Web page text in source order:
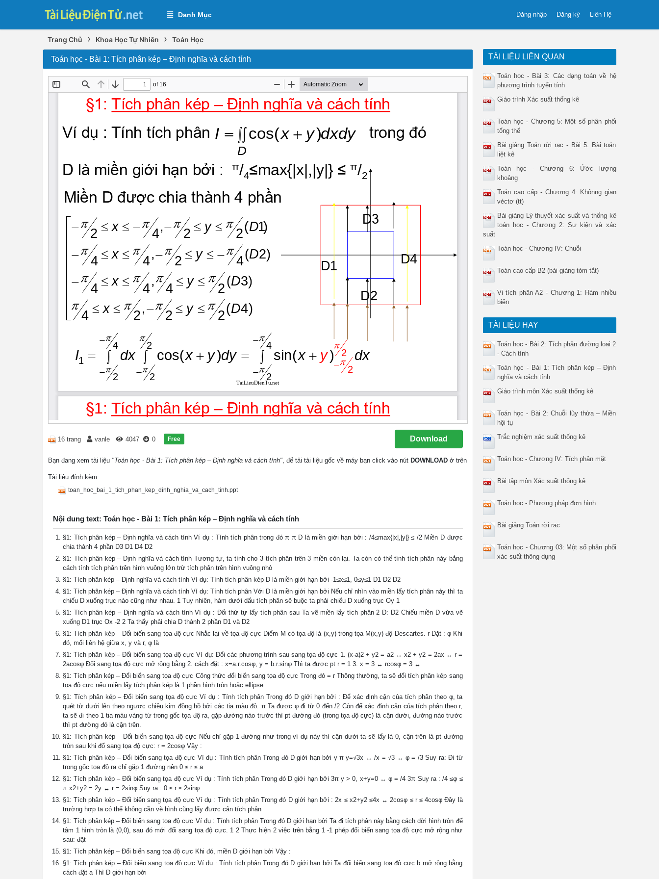
Danh Mục Liên Hệ
Đăng ký
Đăng nhập
Trang Chủ › Khoa Học Tự Nhiên › Toán Học
Toán học - Bài 1: Tích phân kép – Định nghĩa và cách tính
16 trang vanle 4047 0 Free Download
Bạn đang xem tài liệu "Toán học - Bài 1: Tích phân kép – Định nghĩa và cách tính", để tải tài liệu gốc về máy bạn click vào nút DOWNLOAD ở trên
Tài liệu đính kèm:
toan_hoc_bai_1_tich_phan_kep_dinh_nghia_va_cach_tinh.ppt
Nội dung text: Toán học - Bài 1: Tích phân kép – Định nghĩa và cách tính
§1: Tích phân kép – Định nghĩa và cách tính Ví dụ : Tính tích phân trong đó π π D là miền giới hạn bởi : /4≤max{|x|,|y|} ≤ /2 Miền D được
chia thành 4 phần D3 D1 D4 D2
§1: Tích phân kép – Định nghĩa và cách tính Tương tự, ta tính cho 3 tích phân trên 3 miền còn lại. Ta còn có thể tính tích phân này bằng
cách tính tích phân trên hình vuông lớn trừ tích phân trên hình vuông nhỏ
§1: Tích phân kép – Định nghĩa và cách tính Ví dụ: Tính tích phân kép D là miền giới hạn bởi -1≤x≤1, 0≤y≤1 D1 D2 D2
§1: Tích phân kép – Định nghĩa và cách tính Ví dụ: Tính tích phân Với D là miền giới hạn bởi Nếu chỉ nhìn vào miền lấy tích phân này thì ta
chiếu D xuống trục nào cũng như nhau. 1 Tuy nhiên, hàm dưới dấu tích phân sẽ buộc ta phải chiếu D xuống trục Oy 1
§1: Tích phân kép – Định nghĩa và cách tính Ví dụ : Đổi thứ tự lấy tích phân sau Ta vẽ miền lấy tích phân 2 D: D2 Chiếu miền D vừa vẽ
xuống D1 trục Ox -2 2 Ta thấy phải chia D thành 2 phần D1 và D2
§1: Tích phân kép – Đổi biến sang tọa độ cực Nhắc lại về tọa độ cực Điểm M có tọa độ là (x,y) trong tọa M(x,y) độ Descartes. r Đặt : φ Khi
đó, mối liên hệ giữa x, y và r, φ là
§1: Tích phân kép – Đổi biến sang tọa độ cực Ví dụ: Đổi các phương trình sau sang tọa độ cực 1. (x-a)2 + y2 = a2 ↔ x2 + y2 = 2ax ↔ r =
2acosφ Đổi sang tọa độ cực mở rộng bằng 2. cách đặt : x=a.r.cosφ, y = b.r.sinφ Thì ta được pt r = 1 3. x = 3 ↔ rcosφ = 3 ↔
§1: Tích phân kép – Đổi biến sang tọa độ cực Công thức đổi biến sang tọa độ cực Trong đó = r Thông thường, ta sẽ đổi tích phân kép sang
tọa độ cực nếu miền lấy tích phân kép là 1 phần hình tròn hoặc ellipse
§1: Tích phân kép – Đổi biến sang tọa độ cực Ví dụ : Tính tích phân Trong đó D giới hạn bởi : Để xác định cận của tích phân theo φ, ta
quét từ dưới lên theo ngược chiều kim đồng hồ bởi các tia màu đỏ. π Ta được φ đi từ 0 đến /2 Còn để xác định cận của tích phân theo r,
ta sẽ đi theo 1 tia màu vàng từ trong gốc tọa độ ra, gặp đường nào trước thì pt đường đó (trong tọa độ cực) là cận dưới, đường nào trước
thì pt đường đó là cận trên.
§1: Tích phân kép – Đổi biến sang tọa độ cực Nếu chỉ gặp 1 đường như trong ví dụ này thì cận dưới ta sẽ lấy là 0, cận trên là pt đường
tròn sau khi đổ sang tọa độ cực: r = 2cosφ Vậy :
§1: Tích phân kép – Đổi biến sang tọa độ cực Ví dụ : Tính tích phân Trong đó D giới hạn bởi y π y=√3x ↔ /x = √3 ↔ φ = /3 Suy ra: Đi từ
trong gốc tọa độ ra chỉ gặp 1 đường nên 0 ≤ r ≤ a
§1: Tích phân kép – Đổi biến sang tọa độ cực Ví dụ : Tính tích phân Trong đó D giới hạn bởi 3π y > 0, x+y=0 ↔ φ = /4 3π Suy ra : /4 ≤φ ≤
π x2+y2 = 2y ↔ r = 2sinφ Suy ra : 0 ≤ r ≤ 2sinφ
§1: Tích phân kép – Đổi biến sang tọa độ cực Ví dụ : Tính tích phân Trong đó D giới hạn bởi : 2x ≤ x2+y2 ≤4x ↔ 2cosφ ≤ r ≤ 4cosφ Đây là
trường hợp ta có thể không cần vẽ hình cũng lấy được cận tích phân
§1: Tích phân kép – Đổi biến sang tọa độ cực Ví dụ : Tính tích phân Trong đó D giới hạn bởi Ta đi tích phân này bằng cách dời hình tròn để
tâm 1 hình tròn là (0,0), sau đó mới đổi sang tọa độ cực. 1 2 Thực hiện 2 việc trên bằng 1 -1 phép đổi biến sang tọa độ cực mở rộng như
sau: đặt
§1: Tích phân kép – Đổi biến sang tọa độ cực Khi đó, miền D giới hạn bởi Vậy :
§1: Tích phân kép – Đổi biến sang tọa độ cực Ví dụ : Tính tích phân Trong đó D giới hạn bởi Ta đổi biến sang tọa độ cực b mở rộng bằng
cách đặt a Thì D giới hạn bởi
TÀI LIỆU LIÊN QUAN
Toán học - Bài 3: Các dạng toán về hệ
phương trình tuyến tính
Giáo trình Xác suất thống kê
Toán học - Chương 5: Một số phân phối
tổng thể
Bài giảng Toán rời rạc - Bài 5: Bài toán
liệt kê
Toán học - Chương 6: Ứớc lượng
khoảng
Toán cao cấp - Chương 4: Khônng gian
véctơ (tt)
Bài giảng Lý thuyết xác suất và thống kê
toán học - Chương 2: Sự kiện và xác
suất
Toán học - Chương IV: Chuỗi
Toán cao cấp B2 (bài giảng tóm tắt)
Vi tích phân A2 - Chương 1: Hàm nhiều
biến
TÀI LIỆU HAY
Toán học - Bài 2: Tích phân đường loại 2
- Cách tính
Toán học - Bài 1: Tích phân kép – Định
nghĩa và cách tính
Giáo trình môn Xác suất thống kê
Toán học - Bài 2: Chuỗi lũy thừa – Miền
hội tụ
Trắc nghiệm xác suất thống kê
Toán học - Chương IV: Tích phân mặt
Bài tập môn Xác suất thống kê
Toán học - Phương pháp đơn hình
Bài giảng Toán rời rạc
Toán học - Chương 03: Một số phân phối
xác suất thông dụng